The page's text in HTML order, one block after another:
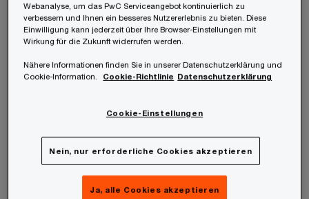
Die derzeitige EU-Taxonomie umfasst ökologisch
nachhaltige („grüne”) Wirtschaftstätigkeiten, die
einen wesentlichen Beitrag zu mindestens einem
anderen Umweltziele wesentlich zu
beeinträchtigen. Mit diesem Konzept erfolgt
lediglich eine Einteilung in grüne bzw. nicht grüne
Tätigkeiten, eine weitere Differenzierung von
Webanalyse, um das PwC Serviceangebot kontinuierlich zu
verbessern und Ihnen ein besseres Nutzererlebnis zu bieten. Diese
Einwilligung kann jederzeit über Ihre Browser-Einstellungen mit
Wirkung für die Zukunft widerrufen werden.
Nähere Informationen finden Sie in unserer Datenschutzerklärung und
Cookie-Information.
Cookie-Richtlinie Datenschutzerklärung
Cookie-Einstellungen
Nein, nur erforderliche Cookies akzeptieren
Ja, alle Cookies akzeptieren